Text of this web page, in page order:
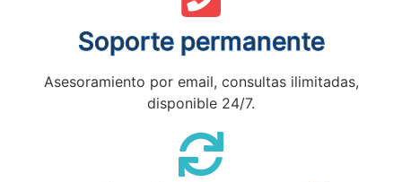
Soporte permanente
Asesoramiento por email, consultas ilimitadas,
disponible 24/7.